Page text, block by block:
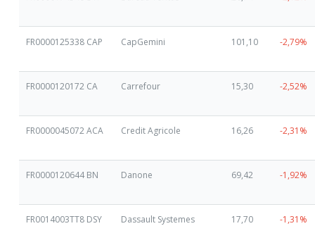
FR0000125338 CAP CapGemini 101,10 -2,79%
FR0000120172 CA Carrefour 15,30 -2,52%
FR0000045072 ACA Credit Agricole 16,26 -2,31%
FR0000120644 BN Danone 69,42 -1,92%
FR0014003TT8 DSY Dassault Systemes 17,70 -1,31%